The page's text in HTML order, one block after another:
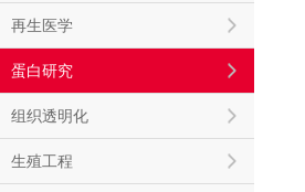
再生医学
蛋白研究
组织透明化
生殖工程